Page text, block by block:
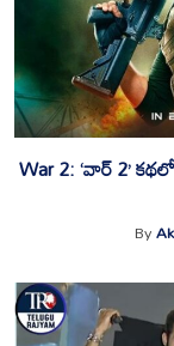
War 2: ‘వార్ 2’
By